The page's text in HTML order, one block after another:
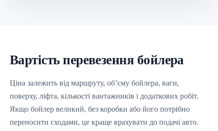
Вартість перевезення бойлера
Ціна залежить від маршруту, об’єму бойлера, ваги,
поверху, ліфта, кількості вантажників і додаткових робіт.
Якщо бойлер великий, без коробки або його потрібно
переносити сходами, це краще врахувати до подачі авто.